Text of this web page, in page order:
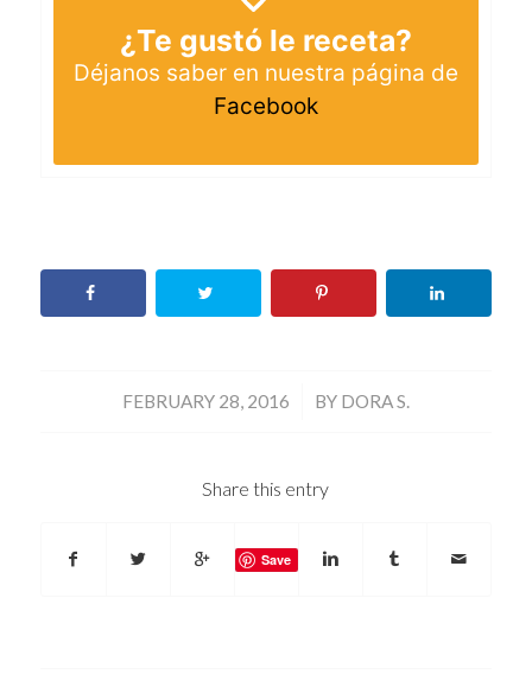
¿Te gustó le receta?
Déjanos saber en nuestra página de
Facebook
FEBRUARY 28, 2016
/ BY DORA S.
Share this entry
Save